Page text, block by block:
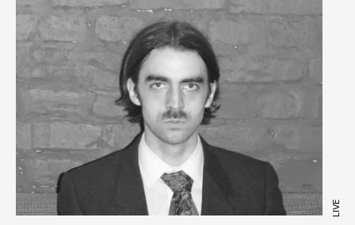
Live
Live A/V
VJ
Ambient Techno
Bass
Breakbeat
Broken Beat
Classical
Club
Deep House
LIVE